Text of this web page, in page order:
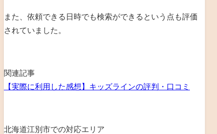
また、依頼できる日時でも検索ができるという点も評価
されていました。
関連記事
【実際に利用した感想】キッズラインの評判・口コミ
北海道江別市での対応エリア